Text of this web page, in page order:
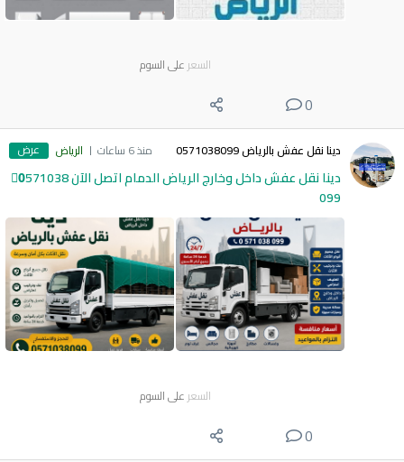
السعر على السوم
0
دينا نقل عفش بالرياض 0571038099 منذ 6 ساعات الرياض عرض
دينا نقل عفش داخل وخارج الرياض الدمام اتصل الآن 0َ571038
099
السعر على السوم
0